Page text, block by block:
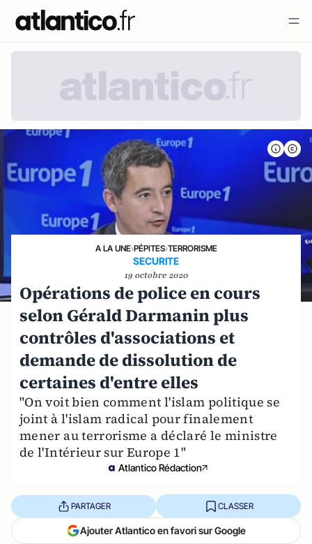
A LA UNE›PÉPITES›TERRORISME
SECURITE
19 octobre 2020
Opérations de police en cours
selon Gérald Darmanin plus
contrôles d'associations et
demande de dissolution de
certaines d'entre elles
"On voit bien comment l'islam politique se
joint à l'islam radical pour finalement
mener au terrorisme a déclaré le ministre
de l'Intérieur sur Europe 1"
Atlantico Rédaction
PARTAGER CLASSER
Ajouter Atlantico en favori sur Google